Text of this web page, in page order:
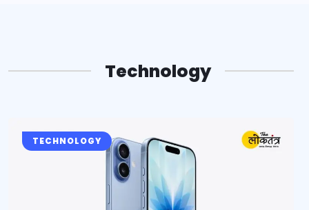
Technology
TECHNOLOGY